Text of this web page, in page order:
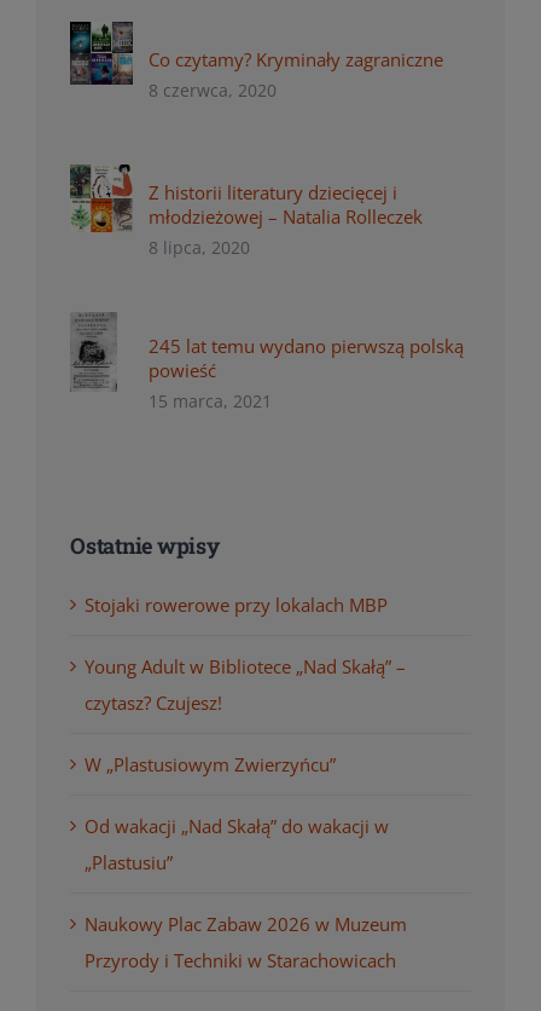
Co czytamy? Kryminały zagraniczne
8 czerwca, 2020
Z historii literatury dziecięcej i
młodzieżowej – Natalia Rolleczek
8 lipca, 2020
245 lat temu wydano pierwszą polską
powieść
15 marca, 2021
Ostatnie wpisy
Stojaki rowerowe przy lokalach MBP
Young Adult w Bibliotece „Nad Skałą” –
czytasz? Czujesz!
W „Plastusiowym Zwierzyńcu”
Od wakacji „Nad Skałą” do wakacji w
„Plastusiu”
Naukowy Plac Zabaw 2026 w Muzeum
Przyrody i Techniki w Starachowicach